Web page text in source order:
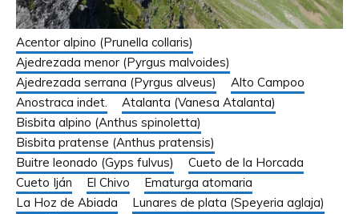
Acentor alpino (Prunella collaris)
Ajedrezada menor (Pyrgus malvoides)
Ajedrezada serrana (Pyrgus alveus)
Alto Campoo
Anostraca indet.
Atalanta (Vanesa Atalanta)
Bisbita alpino (Anthus spinoletta)
Bisbita pratense (Anthus pratensis)
Buitre leonado (Gyps fulvus)
Cueto de la Horcada
Cueto Iján
El Chivo
Ematurga atomaria
La Hoz de Abiada
Lunares de plata (Speyeria aglaja)